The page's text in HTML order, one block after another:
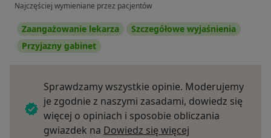
Najczęściej wymieniane przez pacjentów
Zaangażowanie lekarza
Szczegółowe wyjaśnienia
Przyjazny gabinet
Sprawdzamy wszystkie opinie. Moderujemy
je zgodnie z naszymi zasadami, dowiedz się
więcej o opiniach i sposobie obliczania
gwiazdek na Dowiedz się więcej